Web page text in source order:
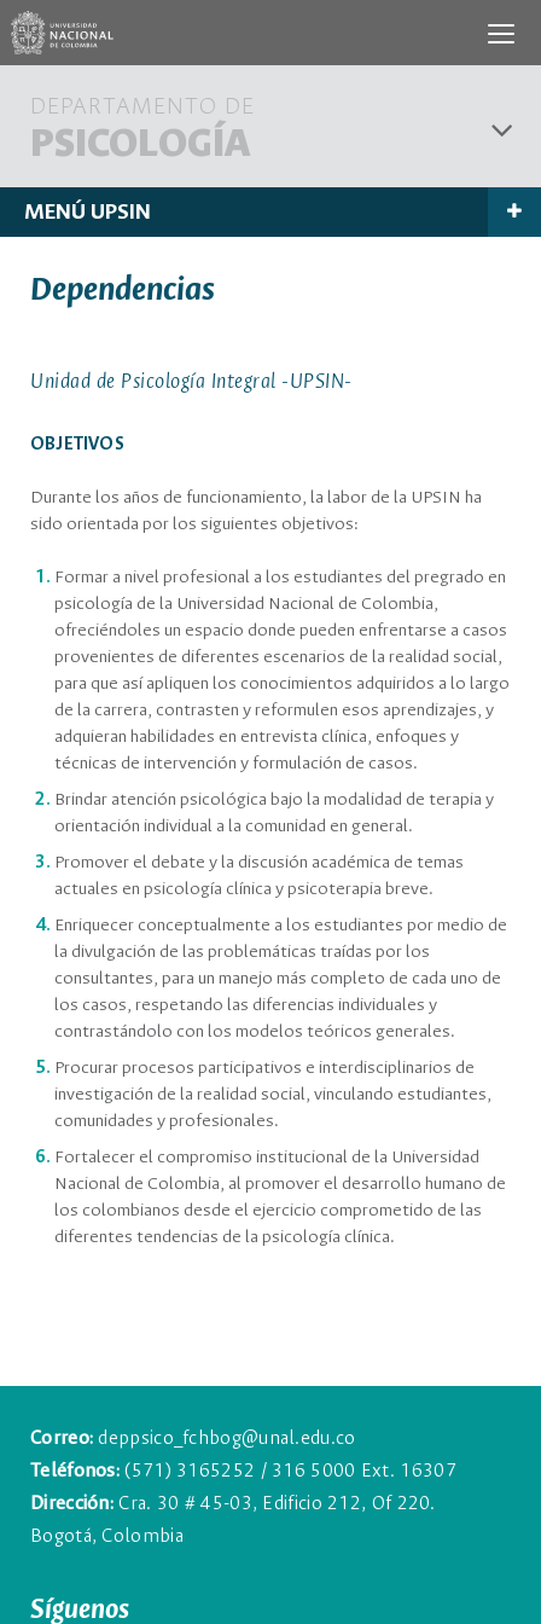
DEPARTAMENTO DE
PSICOLOGÍA
MENÚ UPSIN
Dependencias
Unidad de Psicología Integral -UPSIN-
OBJETIVOS
Durante los años de funcionamiento, la labor de la UPSIN ha
sido orientada por los siguientes objetivos:
Formar a nivel profesional a los estudiantes del pregrado en
psicología de la Universidad Nacional de Colombia,
ofreciéndoles un espacio donde pueden enfrentarse a casos
provenientes de diferentes escenarios de la realidad social,
para que así apliquen los conocimientos adquiridos a lo largo
de la carrera, contrasten y reformulen esos aprendizajes, y
adquieran habilidades en entrevista clínica, enfoques y
técnicas de intervención y formulación de casos.
Brindar atención psicológica bajo la modalidad de terapia y
orientación individual a la comunidad en general.
Promover el debate y la discusión académica de temas
actuales en psicología clínica y psicoterapia breve.
Enriquecer conceptualmente a los estudiantes por medio de
la divulgación de las problemáticas traídas por los
consultantes, para un manejo más completo de cada uno de
los casos, respetando las diferencias individuales y
contrastándolo con los modelos teóricos generales.
Procurar procesos participativos e interdisciplinarios de
investigación de la realidad social, vinculando estudiantes,
comunidades y profesionales.
Fortalecer el compromiso institucional de la Universidad
Nacional de Colombia, al promover el desarrollo humano de
los colombianos desde el ejercicio comprometido de las
diferentes tendencias de la psicología clínica.
Correo:deppsico_fchbog@unal.edu.co
Teléfonos:(571) 3165252 / 316 5000 Ext. 16307
Dirección:Cra. 30 # 45-03, Edificio 212, Of 220.
Bogotá, Colombia
Síguenos